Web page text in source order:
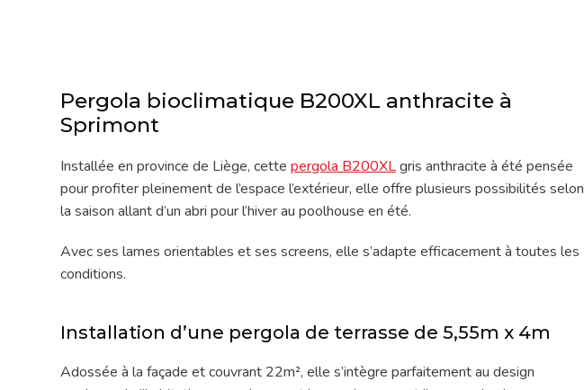
Pergola bioclimatique B200XL anthracite à
Sprimont
Installée en province de Liège, cette pergola B200XLgris anthracite à été pensée
pour profiter pleinement de l’espace l’extérieur, elle offre plusieurs possibilités selon
la saison allant d’un abri pour l’hiver au poolhouse en été.
Avec ses lames orientables et ses screens, elle s’adapte efficacement à toutes les
conditions.
Installation d’une pergola de terrasse de 5,55m x 4m
Adossée à la façade et couvrant 22m², elle s’intègre parfaitement au design